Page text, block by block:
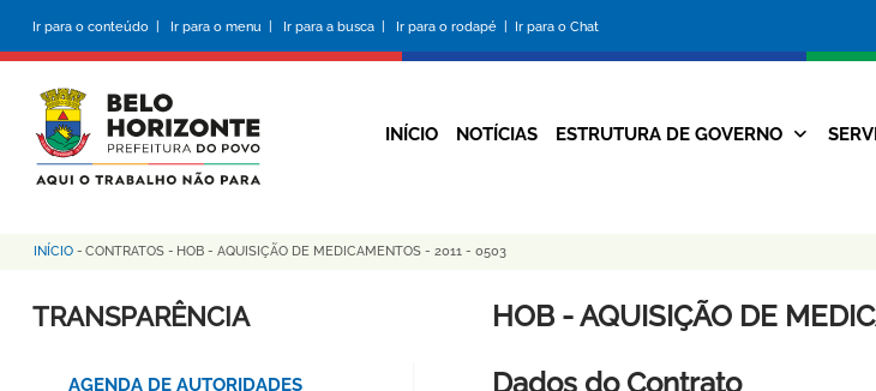
conteúdo
principal
Ir para o conteúdo | Ir para o menu | Ir para a busca | Ir para o rodapé | Ir para o Chat
da
Prefeitura
INÍCIO NOTÍCIAS ESTRUTURA DE GOVERNO
Trilha
de
INÍCIO - CONTRATOS - HOB - AQUISIÇÃO DE MEDICAMENTOS - 2011 - 0503
HOB - AQUISIÇÃO DE
Dados do Contrato
TRANSPARÊNCIA
AGENDA DE AUTORIDADES